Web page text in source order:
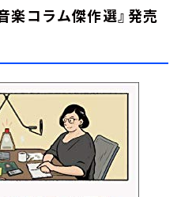
楽コラム傑作選』発売